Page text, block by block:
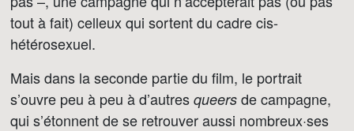
tout à fait) celleux qui sortent du cadre cis-
hétérosexuel.
Mais dans la seconde partie du film, le portrait
s’ouvre peu à peu à d’autres queers de campagne,
qui s’étonnent de se retrouver aussi nombreux·ses